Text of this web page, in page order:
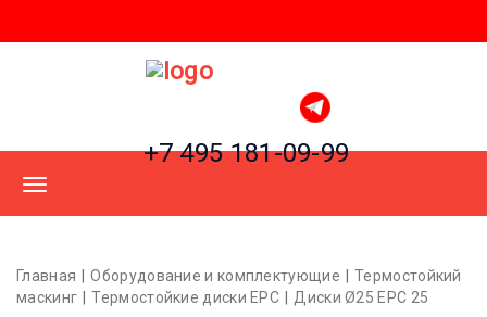
+7 495 181-09-99
Главная Оборудование и комплектующие
Термостойкий
маскинг
Термостойкие диски EPC Диски Ø25 EPC 25